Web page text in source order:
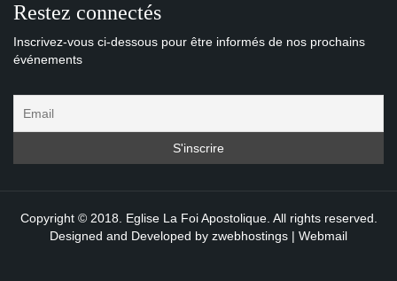
Restez connectés
Inscrivez-vous ci-dessous pour être informés de nos prochains
événements
Copyright © 2018. Eglise La Foi Apostolique. All rights reserved.
Designed and Developed by zwebhostings | Webmail